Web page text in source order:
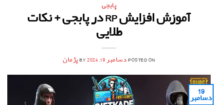
پابجی
آموزش افزایش RP در پابجی + نکات
طلایی
POSTED ONدسامبر 19, 2024 BYپژمان
19
دسامبر